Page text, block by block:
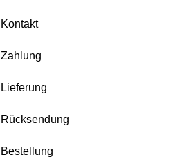
Kontakt
Zahlung
Lieferung
Rücksendung
Bestellung